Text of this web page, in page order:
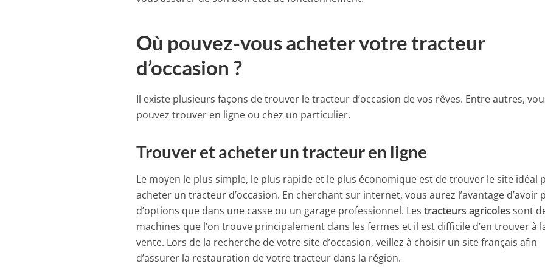
Où pouvez-vous acheter votre tracteur
d’occasion ?
Il existe plusieurs façons de trouver le tracteur d’occasion de vos rêves. Entre autres,
pouvez trouver en ligne ou chez un particulier.
Trouver et acheter un tracteur en ligne
Le moyen le plus simple, le plus rapide et le plus économique est de trouver le site idéal
acheter un tracteur d’occasion. En cherchant sur internet, vous aurez l’avantage d’avoir
d’options que dans une casse ou un garage professionnel. Lestracteurs agricoles sont
machines que l’on trouve principalement dans les fermes et il est difficile d’en trouver à
vente. Lors de la recherche de votre site d’occasion, veillez à choisir un site français afin
d’assurer la restauration de votre tracteur dans la région.